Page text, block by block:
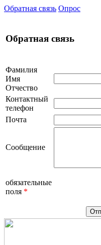
Обратная связь Опрос
Обратная связь
Фамилия
Имя
Отчество
Контактный
телефон
Почта
Сообщение
обязательные
поля *